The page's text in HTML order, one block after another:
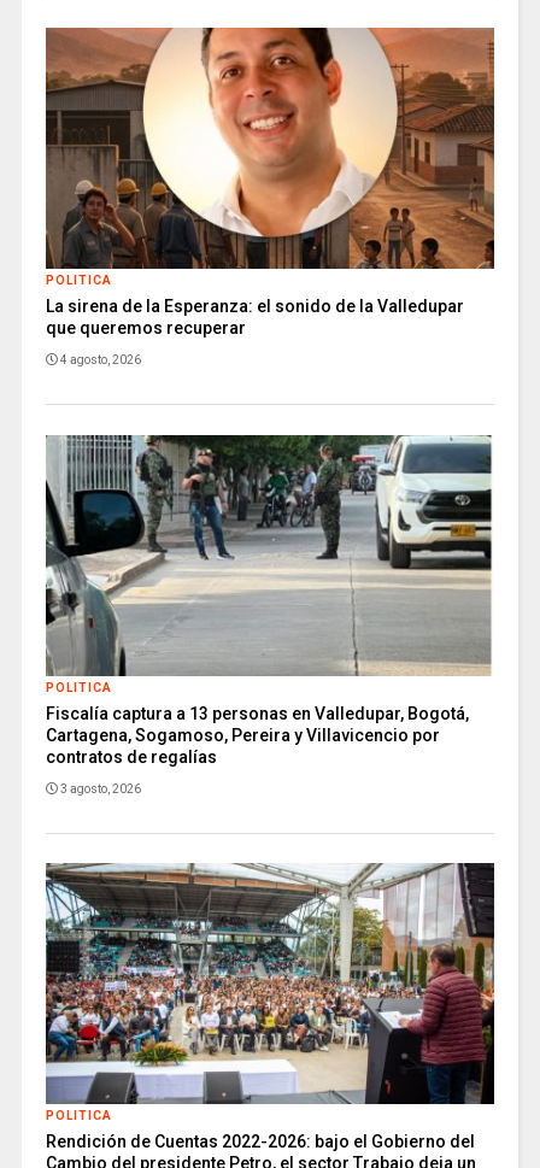
POLITICA
La sirena de la Esperanza: el sonido de la Valledupar
que queremos recuperar
4 agosto, 2026
POLITICA
Fiscalía captura a 13 personas en Valledupar, Bogotá,
Cartagena, Sogamoso, Pereira y Villavicencio por
contratos de regalías
3 agosto, 2026
POLITICA
Rendición de Cuentas 2022-2026: bajo el Gobierno del
Cambio del presidente Petro, el sector Trabajo deja un